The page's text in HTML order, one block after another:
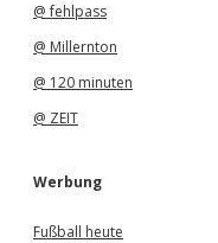
@ fehlpass
@ Millernton
@ 120 minuten
@ ZEIT
Werbung
Fußball heute